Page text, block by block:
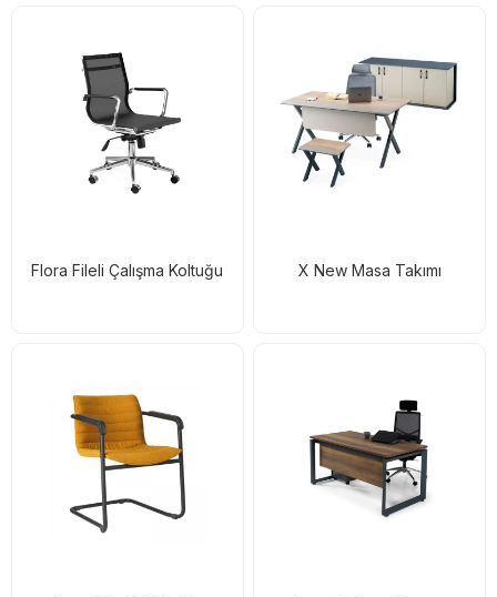
Flora Fileli Çalışma Koltuğu X New Masa Takımı